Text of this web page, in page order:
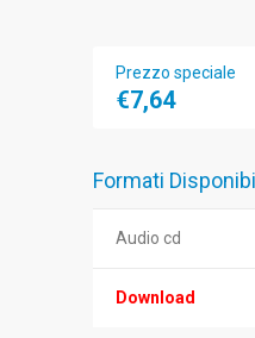
Prezzo speciale
€7,64
Formati
Audio cd
Download